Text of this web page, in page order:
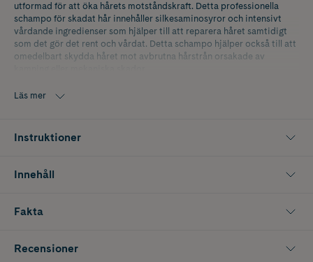
utformad för att öka hårets motståndskraft. Detta professionella
schampo för skadat hår innehåller silkesaminosyror och intensivt
vårdande ingredienser som hjälper till att reparera håret samtidigt
som det gör det rent och vårdat. Detta schampo hjälper också till att
omedelbart skydda håret mot avbrutna hårstrån orsakade av
Läs mer
Instruktioner
Innehåll
Fakta
Recensioner